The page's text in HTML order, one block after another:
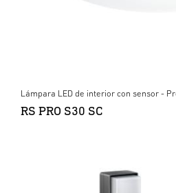
Lámpara LED de interior con sensor -
RS PRO S30 SC